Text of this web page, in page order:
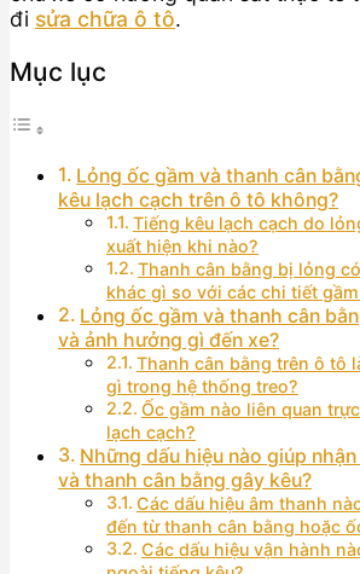
đi sửa chữa ô tô.
Mục lục
Lỏng ốc gầm và thanh cân
kêu lạch cạch trên ô tô không?
Tiếng kêu lạch cạch do
xuất hiện khi nào?
Thanh cân bằng bị lỏng
khác gì so với các chi tiết
Lỏng ốc gầm và thanh cân
và ảnh hưởng gì đến xe?
Thanh cân bằng trên ô tô
gì trong hệ thống treo?
Ốc gầm nào liên quan
lạch cạch?
Những dấu hiệu nào giúp
và thanh cân bằng gây kêu?
Các dấu hiệu âm thanh
đến từ thanh cân bằng hoặc
Các dấu hiệu vận hành